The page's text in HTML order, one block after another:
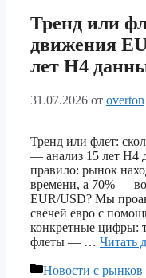
Тренд или
движения
лет H4
31.07.2026 от overton
Тренд или флет:
— анализ 15 лет H4
правило: рынок
времени, а 70% —
EUR/USD? Мы
свечей евро с
конкретные цифры:
флеты — … Читать
Рубрики
Новости с рынков